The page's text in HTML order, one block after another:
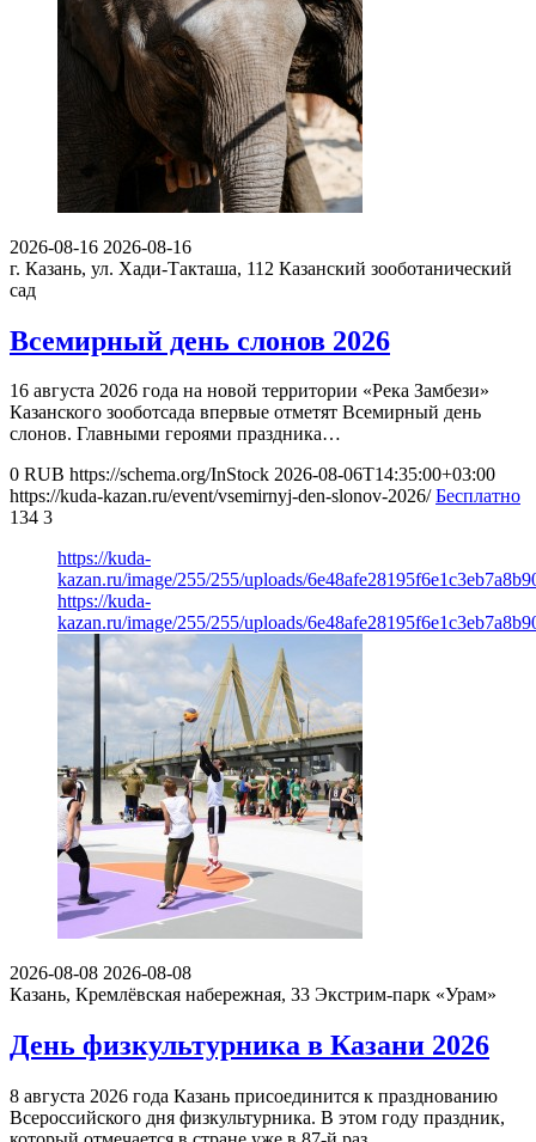
2026-08-16 2026-08-16
г. Казань, ул. Хади-Такташа, 112 Казанский зооботанический
сад
Всемирный день слонов 2026
16 августа 2026 года на новой территории «Река Замбези»
Казанского зооботсада впервые отметят Всемирный день
слонов. Главными героями праздника…
0 RUB https://schema.org/InStock 2026-08-06T14:35:00+03:00
https://kuda-kazan.ru/event/vsemirnyj-den-slonov-2026/ Бесплатно
134 3
https://kuda-
kazan.ru/image/255/255/uploads/
https://kuda-
kazan.ru/image/255/255/uploads/
2026-08-08 2026-08-08
Казань, Кремлёвская набережная, 33 Экстрим-парк «Урам»
День физкультурника в Казани 2026
8 августа 2026 года Казань присоединится к празднованию
Всероссийского дня физкультурника. В этом году праздник,